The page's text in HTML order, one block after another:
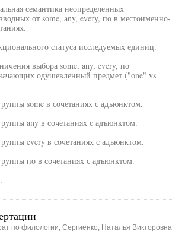
семантика неопределенных
от some, any, every, по в местоименно-
статуса исследуемых единиц.
выбора some, any, every, по
одушевленный предмет ("one" vs
some в сочетаниях с адъюнктом.
any в сочетаниях с адъюнктом.
every в сочетаниях с адъюнктом.
по в сочетаниях с адъюнктом.
по филологии, Сергиенко, Наталья Викторовна